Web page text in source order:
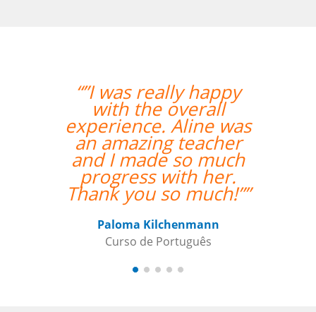
“”I was really happy
with the overall
experience. Aline was
an amazing teacher
and I made so much
progress with her.
Thank you so much!””
Paloma Kilchenmann
Curso de Português
Não